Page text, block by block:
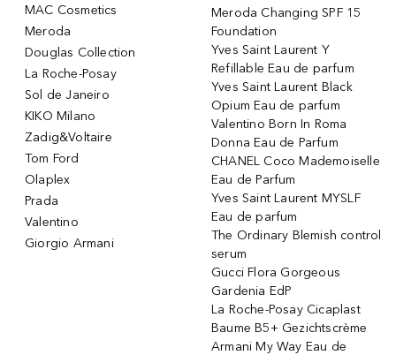
MAC Cosmetics
Meroda
Douglas Collection
La Roche-Posay
Sol de Janeiro
KIKO Milano
Zadig&Voltaire
Tom Ford
Olaplex
Prada
Valentino
Giorgio Armani
Meroda Changing SPF 15
Foundation
Yves Saint Laurent Y
Refillable Eau de parfum
Yves Saint Laurent Black
Opium Eau de parfum
Valentino Born In Roma
Donna Eau de Parfum
CHANEL Coco Mademoiselle
Eau de Parfum
Yves Saint Laurent MYSLF
Eau de parfum
The Ordinary Blemish control
serum
Gucci Flora Gorgeous
Gardenia EdP
La Roche-Posay Cicaplast
Baume B5+ Gezichtscrème
Armani My Way Eau de